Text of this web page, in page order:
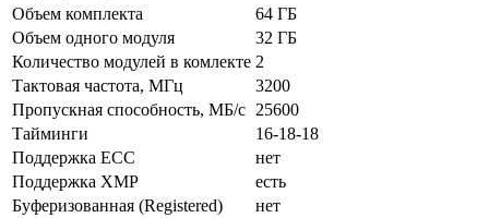
Объем комплекта
64 ГБ
Объем одного модуля
32 ГБ
Количество модулей в комлекте 2
Тактовая частота, МГц
3200
Пропускная способность, МБ/с 25600
Тайминги
16-18-18
Поддержка ECC
нет
Поддержка XMP
есть
Буферизованная (Registered)
нет